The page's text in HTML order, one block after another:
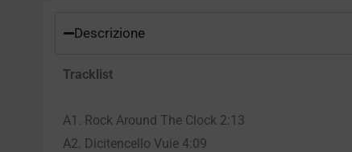
Descrizione
Tracklist
A1. Rock Around The Clock 2:13
A2. Dicitencello Vuie 4:09